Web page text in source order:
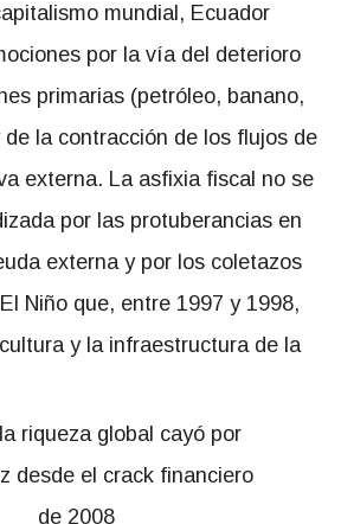
mundial, Ecuador
por la vía del deterioro
primarias (petróleo, banano,
la contracción de los flujos de
externa. La asfixia fiscal no se
por las protuberancias en
externa y por los coletazos
Niño que, entre 1997 y 1998,
y la infraestructura de la